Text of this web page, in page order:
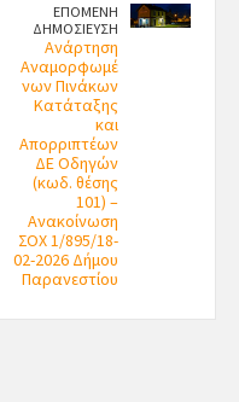
ΕΠΟΜΕΝΗ
ΔΗΜΟΣΙΕΥΣΗ
Ανάρτηση
Αναμορφωμέ
νων Πινάκων
Κατάταξης
και
Απορριπτέων
ΔΕ Οδηγών
(κωδ. θέσης
101) –
Ανακοίνωση
ΣΟΧ 1/895/18-
02-2026 Δήμου
Παρανεστίου